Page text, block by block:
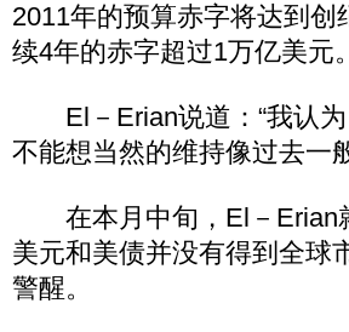
2011年的预算赤字将达到
续4年的赤字超过1万亿美元。
El－Erian说道：“我认为
不能想当然的维持像过去一
在本月中旬，El－Erian
美元和美债并没有得到全球
警醒。